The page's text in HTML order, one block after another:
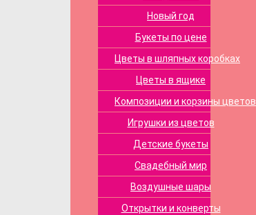
Новый год
Букеты по цене
Цветы в шляпных коробках
Цветы в ящике
Композиции и корзины цветов
Игрушки из цветов
Детские букеты
Свадебный мир
Воздушные шары
Открытки и конверты